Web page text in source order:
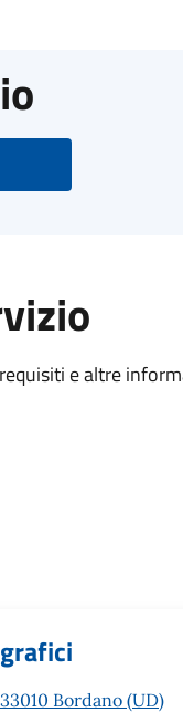
e altre
Bordano (UD)